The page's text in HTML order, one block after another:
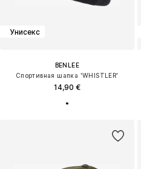
Унисекс
BENLEE
Спортивная шапка 'WHISTLER'
14,90 €